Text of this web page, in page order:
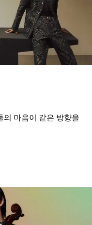
의 마음이 같은 방향을